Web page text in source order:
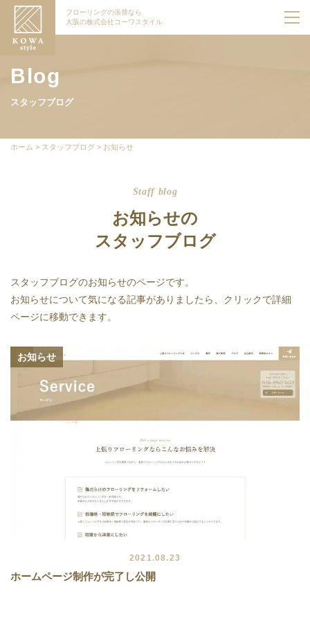
フローリングの張替なら
大阪の株式会社コーワスタイル
Blog
スタッフブログ
ホーム > スタッフブログ > お知らせ
Staff blog
お知らせの
スタッフブログ
スタッフブログのお知らせのページです。
お知らせについて気になる記事がありましたら、クリックで詳細
ページに移動できます。
お知らせ
2021.08.23
ホームページ制作が完了し公開